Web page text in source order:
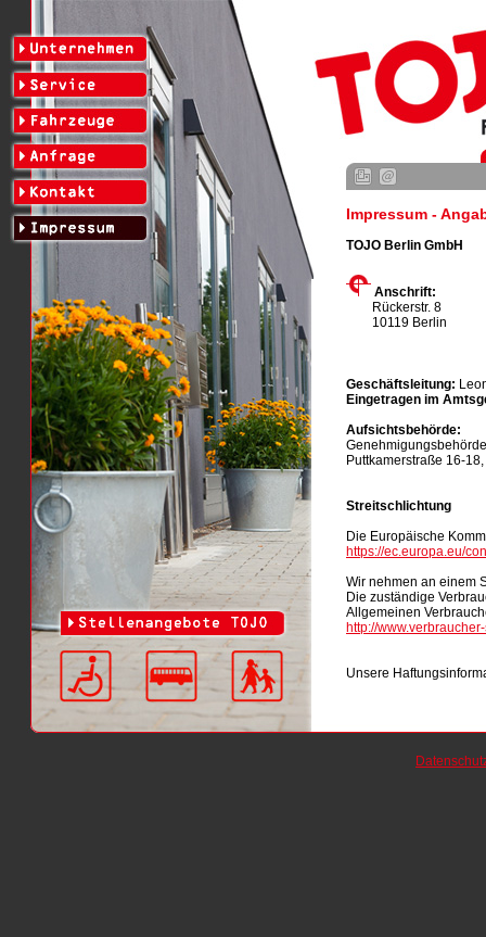
Impressum -
TOJO Berlin GmbH
Anschrift:
Rückerstr. 8
10119 Berlin
Geschäftsleitung:
Eingetragen im
Aufsichtsbehörde:
Puttkamerstraße 16-
Streitschlichtung
Die Europäische
https://ec.europa.eu/
Wir nehmen an einem
Die zuständige
Allgemeinen
http://
Unsere